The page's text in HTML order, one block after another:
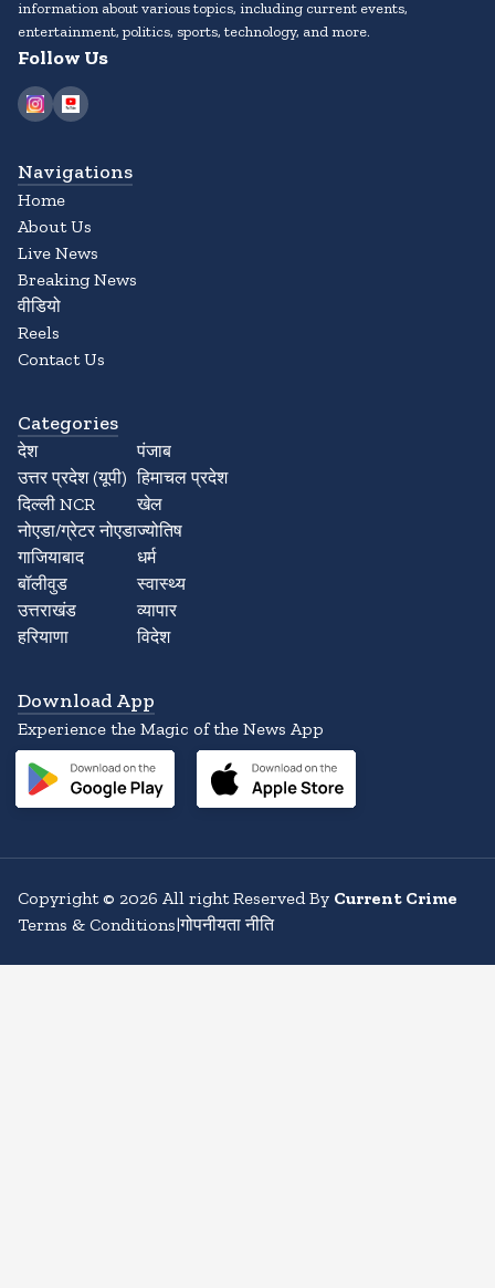
information about various topics, including current events,
entertainment, politics, sports, technology, and more.
Follow Us
Navigations
Home
About Us
Live News
Breaking News
वीडियो
Reels
Contact Us
Categories
देश
उत्तर प्रदेश (यूपी)
दिल्ली NCR
नोएडा/ग्रेटर नोएडा
गाजियाबाद
बॉलीवुड
उत्तराखंड
हरियाणा
पंजाब
हिमाचल प्रदेश
खेल
ज्योतिष
धर्म
स्वास्थ्य
व्यापार
विदेश
Download App
Experience the Magic of the News App
Copyright© 2026 All right Reserved By Current Crime
Terms & Conditions|गोपनीयता नीति